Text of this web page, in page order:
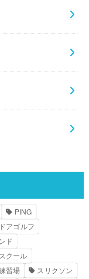
PING
アゴルフ
ド
クール
習場 スリクソン